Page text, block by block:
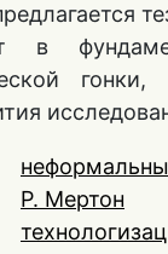
в
Р. Мертон